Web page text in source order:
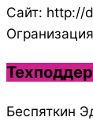
Сайт: http://
Беспяткин